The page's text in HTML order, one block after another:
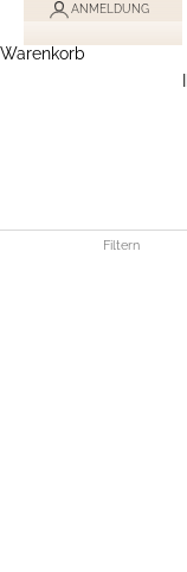
ANMELDUNG
Warenkorb
Filtern